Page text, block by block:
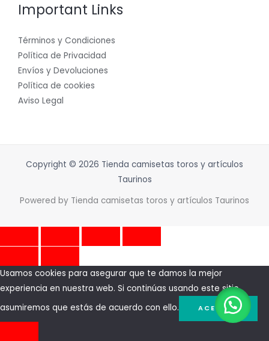
Important Links
Términos y Condiciones
Política de Privacidad
Envíos y Devoluciones
Política de cookies
Aviso Legal
Copyright © 2026 Tienda camisetas toros y artículos
Taurinos
Powered by Tienda camisetas toros y artículos Taurinos
Usamos cookies para asegurar que te damos la mejor
experiencia en nuestra web. Si continúas usando este sitio,
asumiremos que estás de acuerdo con ello.
ACEPTAR